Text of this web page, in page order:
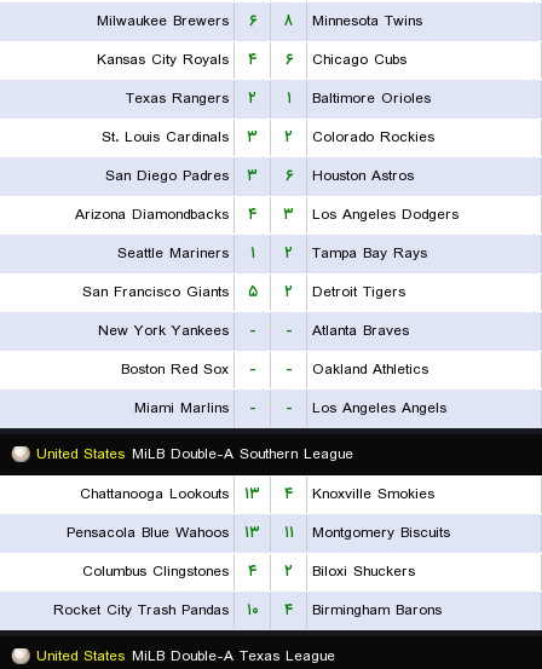
Milwaukee Brewers
۶ ۸
Minnesota Twins
Kansas City Royals
۴ ۶
Chicago Cubs
Texas Rangers
۲ ۱
Baltimore Orioles
St. Louis Cardinals
۳ ۲
Colorado Rockies
San Diego Padres
۳ ۶
Houston Astros
Arizona Diamondbacks
۴ ۳
Los Angeles Dodgers
Seattle Mariners
۱ ۲
Tampa Bay Rays
San Francisco Giants
۵ ۲
Detroit Tigers
New York Yankees
- -
Atlanta Braves
Boston Red Sox
- -
Oakland Athletics
Miami Marlins
- -
Los Angeles Angels
United States MiLB Double-A Southern League
Chattanooga Lookouts
۱۳ ۴
Knoxville Smokies
Pensacola Blue Wahoos
۱۳ ۱۱
Montgomery Biscuits
Columbus Clingstones
۴ ۲
Biloxi Shuckers
Rocket City Trash Pandas
۱۰ ۴
Birmingham Barons
United States MiLB Double-A Texas League